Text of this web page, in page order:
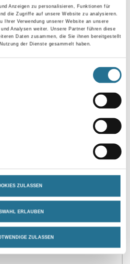
Anzeigen zu personalisieren, Funktionen für
die Zugriffe auf unsere Website zu analysieren.
Ihrer Verwendung unserer Website an unsere
Analysen weiter. Unsere Partner führen diese
Daten zusammen, die Sie ihnen bereitgestellt
der Dienste gesammelt haben.
ZULASSEN
ERLAUBEN
ZULASSEN